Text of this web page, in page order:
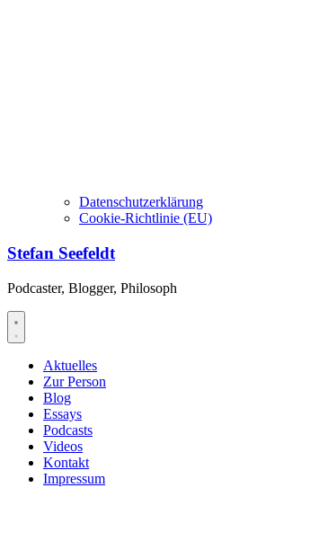
Datenschutzerklärung
Cookie-Richtlinie (EU)
Stefan Seefeldt
Podcaster, Blogger, Philosoph
Aktuelles
Zur Person
Blog
Essays
Podcasts
Videos
Kontakt
Impressum